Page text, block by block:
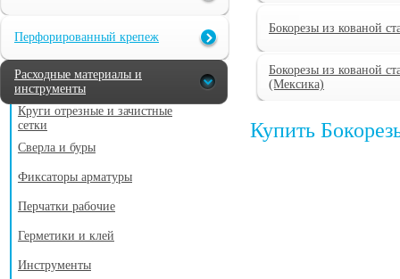
Перфорированный крепеж
Расходные материалы и
инструменты
Круги отрезные и зачистные
сетки
Сверла и буры
Фиксаторы арматуры
Перчатки рабочие
Герметики и клей
Инструменты
Бокорезы из кованой
Бокорезы из кованой
(Мексика)
Купить